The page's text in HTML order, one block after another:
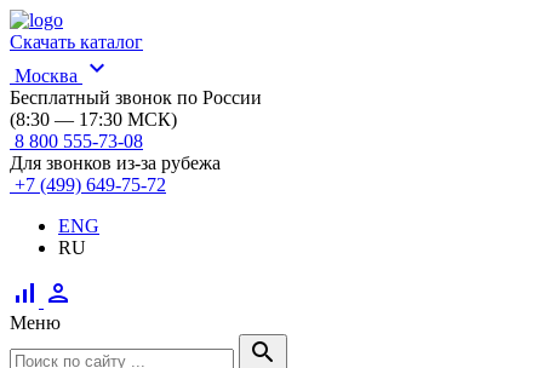
Скачать каталог
Москва
expand_more
Бесплатный звонок по России
(8:30 — 17:30 МСК)
8 800 555-73-08
Для звонков из-за рубежа
+7 (499) 649-75-72
ENG
RU
signal_cellular_alt person
Меню
search